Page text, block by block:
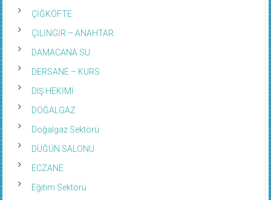
ÇİĞKÖFTE
ÇİLİNGİR – ANAHTAR
DAMACANA SU
DERSANE – KURS
DIŞ HEKİMİ
DOĞALGAZ
Doğalgaz Sektörü
DÜĞÜN SALONU
ECZANE
Eğitim Sektörü